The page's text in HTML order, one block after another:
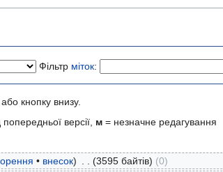
Фільтр міток:
кнопку внизу.
версії, м = незначне редагування
• внесок) (3595 байтів) (0)